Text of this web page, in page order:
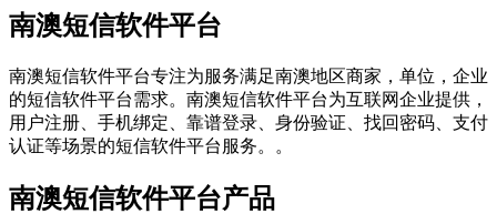
南澳短信软件平台
南澳短信软件平台专注为服务满足南澳地区商家，单位，企业
的短信软件平台需求。南澳短信软件平台为互联网企业提供，
用户注册、手机绑定、靠谱登录、身份验证、找回密码、支付
认证等场景的短信软件平台服务。。
南澳短信软件平台产品